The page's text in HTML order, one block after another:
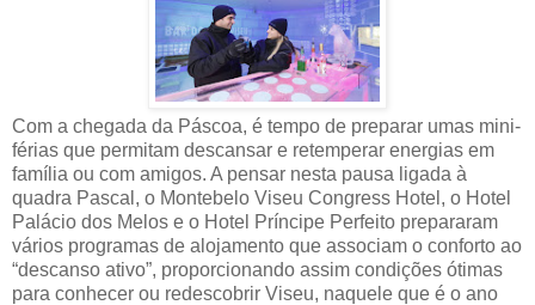
Com a chegada da Páscoa, é tempo de preparar umas mini-
férias que permitam descansar e retemperar energias em
família ou com amigos. A pensar nesta pausa ligada à
quadra Pascal, o Montebelo Viseu Congress Hotel, o Hotel
Palácio dos Melos e o Hotel Príncipe Perfeito prepararam
vários programas de alojamento que associam o conforto ao
“descanso ativo”, proporcionando assim condições ótimas
para conhecer ou redescobrir Viseu, naquele que é o ano